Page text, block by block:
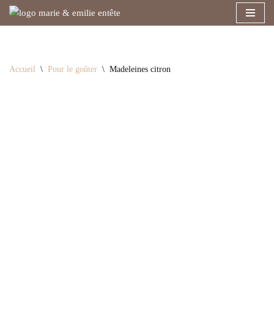
Accueil \ Pour le goûter \ Madeleines citron